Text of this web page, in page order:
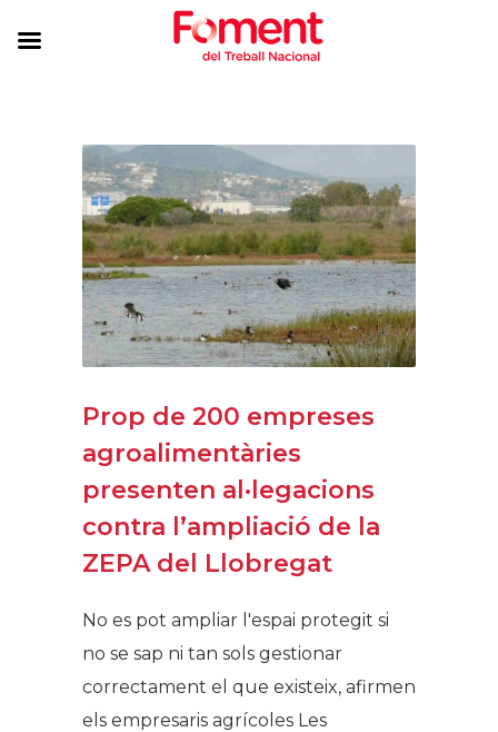
Prop de 200 empreses
agroalimentàries
presenten al·legacions
contra l’ampliació de la
ZEPA del Llobregat
No es pot ampliar l'espai protegit si
no se sap ni tan sols gestionar
correctament el que existeix, afirmen
els empresaris agrícoles Les